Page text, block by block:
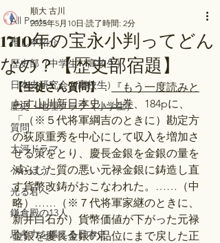
All Posts
推し本紹介
歴史部（中学生～高校生）
日本史研究会（高校生）
歴史・地理クラブ（小学生）
質問
大河ドラマ
べらぼう
光る君へ
鎌倉殿の13人
思考力を鍛える日本史
1710年の宝永小判ってどん
なの？【歴史部宿題】
順大 古川
2025年5月10日 読了時間: 2分
【生徒さん質問】： 『もう一度読みと
おす山川新日本史』上巻、184pに、
「（※５代将軍綱吉のときに）勘定方
の荻原重秀を中心にして収入を増加さ
せる策をとり、慶長金銀を金銀の量を
減らした質の悪い元禄金銀に鋳造し直
す貨幣改鋳がおこなわれた。……（中
略）……（※７代将軍家継のときに、
新井白石が）貨幣価値が下がった元禄
金銀を慶長金銀の品位にまで戻した正